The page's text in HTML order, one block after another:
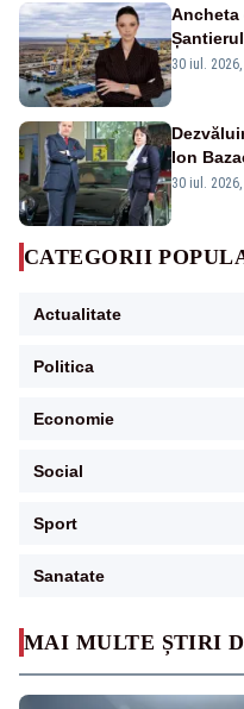
MAI MULTE ȘTIRI
Ancheta
30 iul.
Ion
publice
30 iul. 2026,
CATEGORII
Actualitate
Politica
Economie
Social
Sport
Sanatate